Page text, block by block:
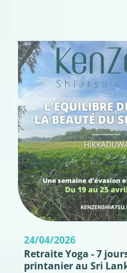
24/04/2026
Retraite Yoga - 7
printanier au Sri